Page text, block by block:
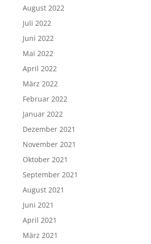
August 2022
Juli 2022
Juni 2022
Mai 2022
April 2022
März 2022
Februar 2022
Januar 2022
Dezember 2021
November 2021
Oktober 2021
September 2021
August 2021
Juni 2021
April 2021
März 2021